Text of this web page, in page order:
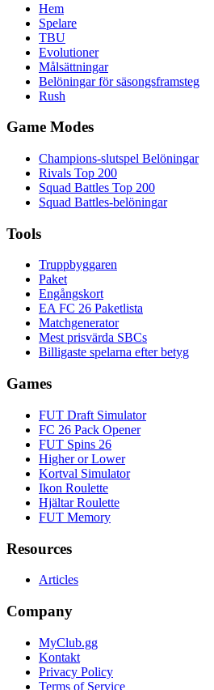
Hem
Spelare
TBU
Evolutioner
Målsättningar
Belöningar för säsongsframsteg
Rush
Game Modes
Champions-slutspel Belöningar
Rivals Top 200
Squad Battles Top 200
Squad Battles-belöningar
Tools
Truppbyggaren
Paket
Engångskort
EA FC 26 Paketlista
Matchgenerator
Mest prisvärda SBCs
Billigaste spelarna efter betyg
Games
FUT Draft Simulator
FC 26 Pack Opener
FUT Spins 26
Higher or Lower
Kortval Simulator
Ikon Roulette
Hjältar Roulette
FUT Memory
Resources
Articles
Company
MyClub.gg
Kontakt
Privacy Policy
Terms of Service